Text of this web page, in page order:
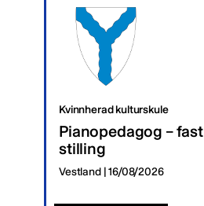
Kvinnherad kulturskule
Pianopedagog – fast
stilling
Vestland | 16/08/2026